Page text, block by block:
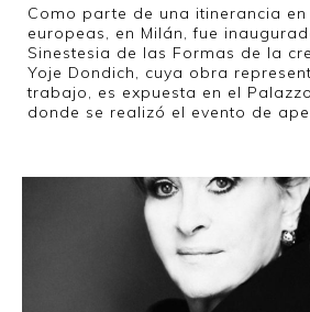
Como parte de una itinerancia
europeas, en Milán, fue
Sinestesia de las Formas de la
Yoje Dondich, cuya obra
trabajo, es expuesta en el
donde se realizó el evento de